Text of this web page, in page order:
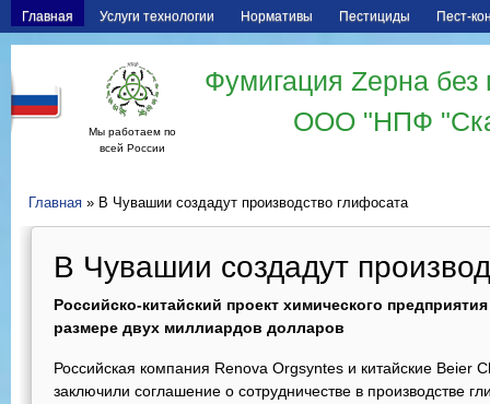
Главная Услуги технологии Нормативы Пестициды Пест-
Мы работаем по
всей России
Фумигация Zерна
ООО "НПФ
Главная » В Чувашии создадут производство глифосата
В Чувашии создадут
Российско-китайский проект химического
размере двух миллиардов долларов
Российская компания Renova Orgsyntes и китайские Beier
заключили соглашение о сотрудничестве в производстве